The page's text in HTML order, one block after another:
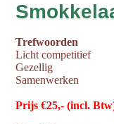
Trefwoorden
Licht competitief
Gezellig
Samenwerken
Prijs €25,- (incl.